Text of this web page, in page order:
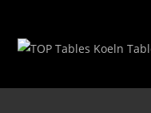
springen
Action